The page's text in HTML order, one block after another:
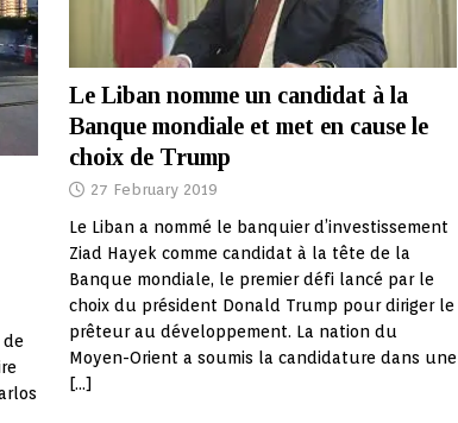
de
Le Liban nomme un candidat à la
Banque mondiale et met en cause le
choix de Trump
27 February 2019
Le Liban a nommé le banquier d’investissement
Ziad Hayek comme candidat à la tête de la
Banque mondiale, le premier défi lancé par le
choix du président Donald Trump pour diriger le
prêteur au développement. La nation du
Moyen-Orient a soumis la candidature dans une
[…]